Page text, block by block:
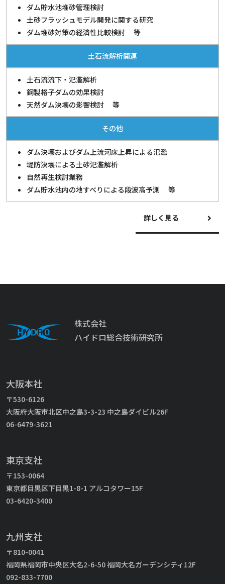
ダム貯水池堆砂管理検討
土砂フラッシュモデル開発に関する研究
ダム堆砂対策の経済性比較検討 等
土石流解析関連
土石流流下・氾濫解析
鋼製格子ダムの効果検討
天然ダム決壊の影響検討 等
その他
ダム決壊およびダム上流河床上昇による氾濫
堤防決壊による土砂氾濫解析
自然再生検討業務
ダム貯水池内の地すべりによる段波高予測 等
詳しく見る
株式会社
ハイドロ総合技術研究所
大阪本社
〒530-6126
大阪府大阪市北区中之島3-3-23 中之島ダイビル26F
06-6479-3621
東京支社
〒153-0064
東京都目黒区下目黒1-8-1 アルコタワー15F
03-6420-3400
九州支社
〒810-0041
福岡県福岡市中央区大名2-6-50 福岡大名ガーデンシティ12F
092-833-7700